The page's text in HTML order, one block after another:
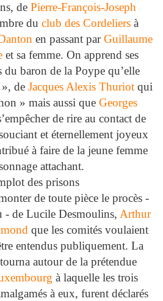
de Pierre-François-Joseph
du club des Cordeliersà
en passant parGuillaume
et sa femme. On apprend ses
baron de la Poype qu’elle
de Jacques Alexis Thuriot qui
» mais aussi que Georges
de rire au contact de
et éternellement joyeux
à faire de la jeune femme
attachant.
des prisons
de toute pièce le procès -
- de Lucile Desmoulins, Arthur
que les comités voulaient
entendus publiquement. La
autour de la prétendue
à laquelle les trois
à eux, furent déclarés